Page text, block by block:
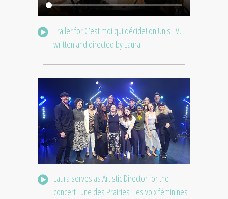
Trailer for C’est moi qui décide! on Unis TV,
written and directed by Laura
Laura serves as Artistic Director for the
concert Lune des Prairies : les voix féminines